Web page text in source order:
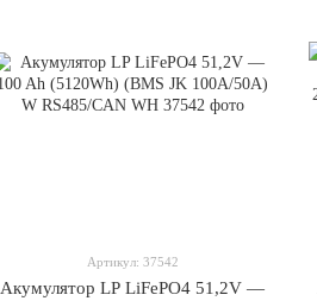
Артикул: 37542
Акумулятор LP LiFePO4 51,2V —